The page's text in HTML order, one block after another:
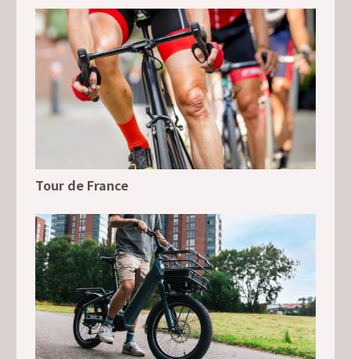
Tour de France